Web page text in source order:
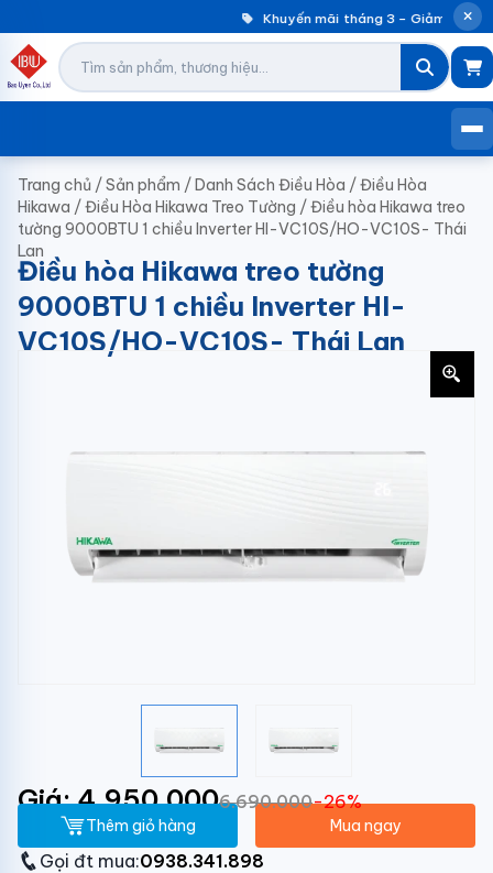
Khuyến mãi tháng 3 – Giảm đến
Trang chủ /Sản phẩm /Danh Sách Điều Hòa /Điều Hòa
Hikawa /Điều Hòa Hikawa Treo Tường /Điều hòa Hikawa treo
tường 9000BTU 1 chiều Inverter HI-VC10S/HO-VC10S- Thái
Lan
Điều hòa Hikawa treo tường
9000BTU 1 chiều Inverter HI-
VC10S/HO-VC10S- Thái Lan
Giá: 4.950.0006.690.000-26%
Thêm giỏ hàng Mua ngay
Gọi đt mua:0938.341.898